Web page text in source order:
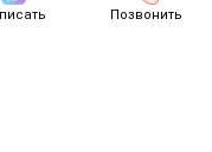
Позвонить